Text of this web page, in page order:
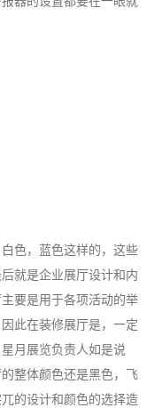
色，蓝色这样的，这些
就是企业展厅设计和内
要是用于各项活动的举
此在装修展厅是，一定
月展览负责人如是说
整体颜色还是黑色，飞
的设计和颜色的选择造